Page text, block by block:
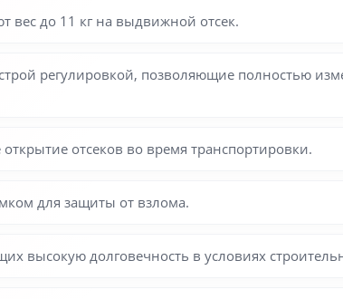
до 11 кг на выдвижной отсек.
регулировкой, позволяющие полностью
отсеков во время транспортировки.
для защиты от взлома.
высокую долговечность в условиях